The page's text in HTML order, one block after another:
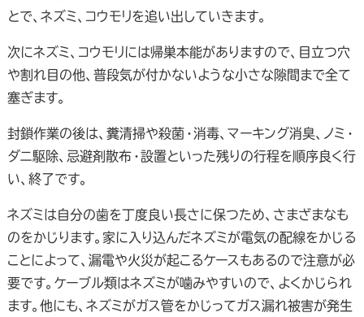
とで、ネズミ、コウモリを追い出していきます。
次にネズミ、コウモリには帰巣本能がありますので、目立つ穴
や割れ目の他、普段気が付かないような小さな隙間まで全て
塞ぎます。
封鎖作業の後は、糞清掃や殺菌・消毒、マーキング消臭、ノミ・
ダニ駆除、忌避剤散布・設置といった残りの行程を順序良く行
い、終了です。
ネズミは自分の歯を丁度良い長さに保つため、さまざまなも
のをかじります。家に入り込んだネズミが電気の配線をかじる
ことによって、漏電や火災が起こるケースもあるので注意が必
要です。ケーブル類はネズミが噛みやすいので、よくかじられ
ます。他にも、ネズミがガス管をかじってガス漏れ被害が発生